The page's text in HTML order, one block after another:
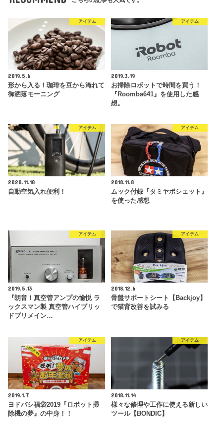
アイテム
2019.5.6
形から入る！珈琲を豆から淹れて
御洒落モーニング
アイテム
2019.3.19
お掃除ロボットで時間を買う！
『Roomba641』を使用した感
想。
アイテム
2020.11.18
自動空気入れ便利！
アイテム
2018.11.8
ムック付録『タミヤポシェット』
を使った感想
アイテム
2019.5.13
『朗音！真空管アンプの愉悦 ラ
ックスマン製 真空管ハイブリッ
ドプリメイン…
アイテム
2018.12.6
骨盤サポートシート【Backjoy】
で猫背改善を試みる
アイテム
2019.1.7
ヨドバシ福袋2019『ロボット掃
除機の夢』の中身！！
アイテム
2018.11.14
様々な修理や工作に使える新しい
ツール【BONDIC】